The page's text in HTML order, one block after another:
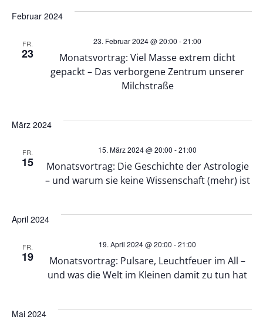
t
n
N
i
g
a
t
Februar 2024
FR.
23
Monatsvortrag: Viel Masse extrem dicht
gepackt – Das verborgene Zentrum unserer
Milchstraße
23. Februar 2024 @ 20:00 -21:00
März 2024
FR.
15
Monatsvortrag: Die Geschichte der Astrologie
– und warum sie keine Wissenschaft (mehr) ist
15. März 2024 @ 20:00 -21:00
April 2024
FR.
19
Monatsvortrag: Pulsare, Leuchtfeuer im All –
und was die Welt im Kleinen damit zu tun hat
19. April 2024 @ 20:00 -21:00
Mai 2024